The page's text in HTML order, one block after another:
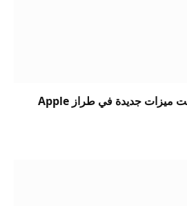
iPhone Ultra قادم: ست ميزات جديدة في طراز Apple